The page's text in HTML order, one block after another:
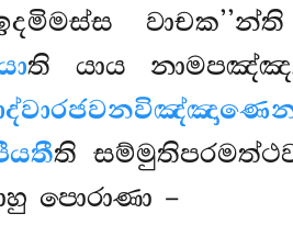
ති යාය
ති
පොරාණා –